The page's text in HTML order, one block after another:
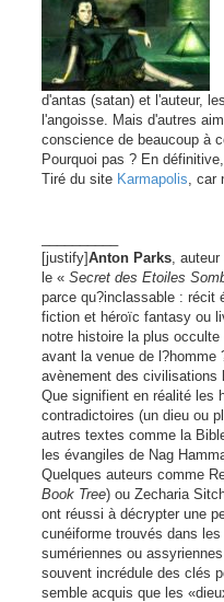
d'antas (satan) et l'auteur,
l'angoisse. Mais d'autres
conscience de beaucoup à
Pourquoi pas ? En
Tiré du site Karmapolis ,
[justify]Anton Parks ,
le « Secret des Etoiles
parce qu?inclassable : récit
fiction et héroïc fantasy ou
notre histoire la plus
avant la venue de l?homme
avènement des civilisations
Que signifient en réalité les
contradictoires (un dieu ou
autres textes comme la
les évangiles de Nag
Quelques auteurs comme
Book Tree) ou Zecharia
ont réussi à décrypter une
cunéiforme trouvés dans
sumériennes ou
souvent incrédule des clés
semble acquis que les